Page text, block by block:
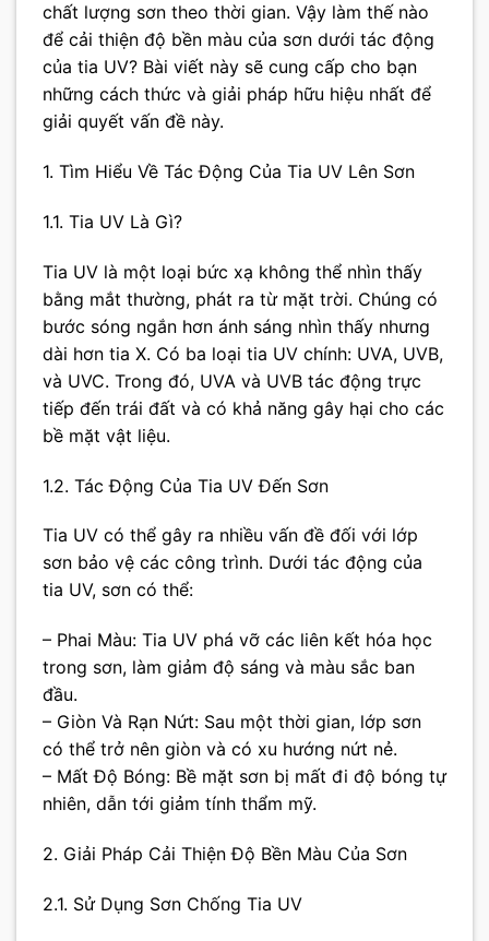
chất lượng sơn theo thời gian. Vậy làm thế nào
để cải thiện độ bền màu của sơn dưới tác động
của tia UV? Bài viết này sẽ cung cấp cho bạn
những cách thức và giải pháp hữu hiệu nhất để
giải quyết vấn đề này.
1. Tìm Hiểu Về Tác Động Của Tia UV Lên Sơn
1.1. Tia UV Là Gì?
Tia UV là một loại bức xạ không thể nhìn thấy
bằng mắt thường, phát ra từ mặt trời. Chúng có
bước sóng ngắn hơn ánh sáng nhìn thấy nhưng
dài hơn tia X. Có ba loại tia UV chính: UVA, UVB,
và UVC. Trong đó, UVA và UVB tác động trực
tiếp đến trái đất và có khả năng gây hại cho các
bề mặt vật liệu.
1.2. Tác Động Của Tia UV Đến Sơn
Tia UV có thể gây ra nhiều vấn đề đối với lớp
sơn bảo vệ các công trình. Dưới tác động của
tia UV, sơn có thể:
– Phai Màu: Tia UV phá vỡ các liên kết hóa học
trong sơn, làm giảm độ sáng và màu sắc ban
đầu.
– Giòn Và Rạn Nứt: Sau một thời gian, lớp sơn
có thể trở nên giòn và có xu hướng nứt nẻ.
– Mất Độ Bóng: Bề mặt sơn bị mất đi độ bóng tự
nhiên, dẫn tới giảm tính thẩm mỹ.
2. Giải Pháp Cải Thiện Độ Bền Màu Của Sơn
2.1. Sử Dụng Sơn Chống Tia UV